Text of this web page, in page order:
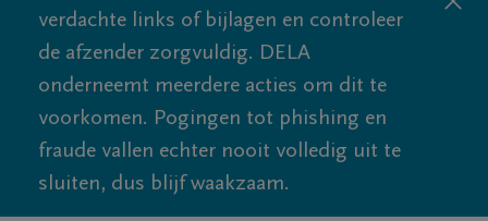
verdachte links of bijlagen en controleer
de afzender zorgvuldig. DELA
onderneemt meerdere acties om dit te
voorkomen. Pogingen tot phishing en
fraude vallen echter nooit volledig uit te
sluiten, dus blijf waakzaam.